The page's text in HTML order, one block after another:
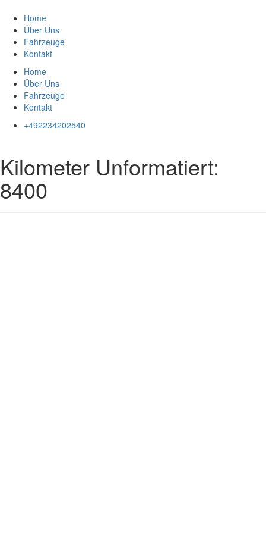
Inhalt
springen
Home
Über Uns
Fahrzeuge
Kontakt
Home
Über Uns
Fahrzeuge
Kontakt
+492234202540
Kilometer Unformatiert:
8400